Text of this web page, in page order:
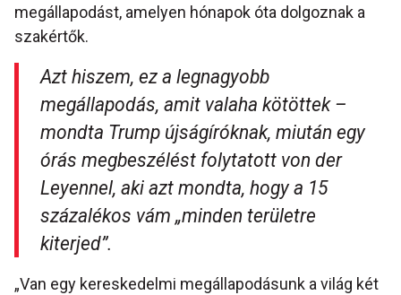
megállapodást, amelyen hónapok óta dolgoznak a
szakértők.
Azt hiszem, ez a legnagyobb
megállapodás, amit valaha kötöttek –
mondta Trump újságíróknak, miután egy
órás megbeszélést folytatott von der
Leyennel, aki azt mondta, hogy a 15
százalékos vám „minden területre
kiterjed”.
„Van egy kereskedelmi megállapodásunk a világ két